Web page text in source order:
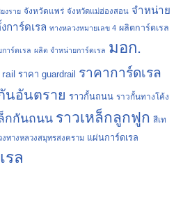
งราย จังหวัดแพร่ จังหวัดแม่ฮ่องสอน จำหน่าย
การ์ดเรล ทางหลวงหมายเลข 4 ผลิตการ์ดเรล
าร์ดเรล ผลิต จำหน่ายการ์ดเรล มอก.
rail ราคา guardrail ราคาการ์ดเรล
นอันตราย ราวกั้นถนน ราวกั้นทางโค้ง
กกันถนน ราวเหล็กลูกฟูก สีเท
งทางหลวงสมุทรสงคราม แผ่นการ์ดเรล
รล